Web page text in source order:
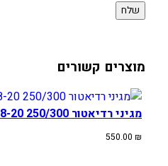
מוצרים קשורים
מגיני רדיאטור 250/300 RIEJU 21-23/GAS 18-20
550.00 ₪